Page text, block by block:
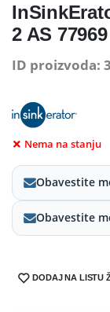
2 AS 77969
ID proizvoda:
Nema na stanju
Obavestite
Obavestite
DODAJ NA LISTU